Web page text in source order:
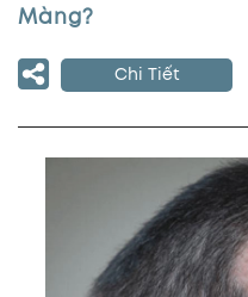
Màng?
Chi Tiết